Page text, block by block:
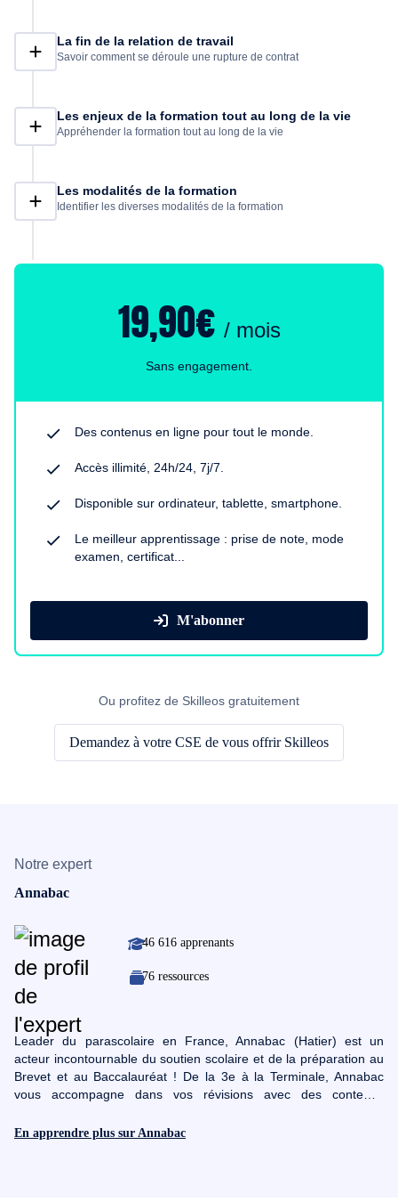
La fin de la relation de travail
Savoir comment se déroule une rupture de contrat
Les enjeux de la formation tout au long de la vie
Appréhender la formation tout au long de la vie
Les modalités de la formation
Identifier les diverses modalités de la formation
19,90€ / mois
Sans engagement.
Des contenus en ligne pour tout le monde.
Accès illimité, 24h/24, 7j/7.
Disponible sur ordinateur, tablette, smartphone.
Le meilleur apprentissage : prise de note, mode
examen, certificat...
M'abonner
Ou profitez de Skilleos gratuitement
Demandez à votre CSE de vous offrir Skilleos
Notre expert
Annabac
46 616 apprenants
76 ressources
Leader du parascolaire en France, Annabac (Hatier) est un
acteur incontournable du soutien scolaire et de la préparation au
Brevet et au Baccalauréat ! De la 3e à la Terminale, Annabac
vous accompagne dans vos révisions avec des contenus
être conforme aux programmes scolaires de l'Education
En apprendre plus sur Annabac